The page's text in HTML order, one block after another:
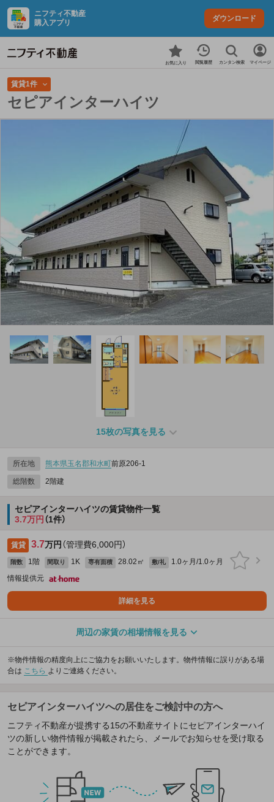
ニフティ不動産
購入アプリ
ダウンロード
お気に入り 閲覧履歴 カンタン検索 マイページ
賃貸1件
セピアインターハイツ
15枚の写真を見る
所在地 熊本県玉名郡和水町前原206‐1
総階数 2階建
セピアインターハイツの賃貸物件一覧
3.7万円 （1件）
賃貸 3.7万円 （管理費6,000円）
階数 1階 間取り 1K 専有面積 28.02㎡ 敷/礼
1.0ヶ月/1.0ヶ月
情報提供元
詳細を見る
周辺の家賃の相場情報を見る
※物件情報の精度向上にご協力をお願いいたします。物件情報に誤りがある場
合は こちら よりご連絡ください。
セピアインターハイツへの居住をご検討中の方へ
ニフティ不動産が提携する15の不動産サイトにセピアインターハイ
ツの新しい物件情報が掲載されたら、メールでお知らせを受け取る
ことができます。